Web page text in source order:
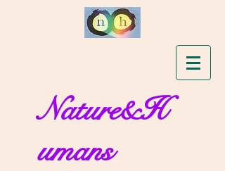
Nature&H
umans